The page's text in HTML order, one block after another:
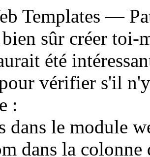
Templates —
sûr créer toi-
été
vérifier s'il
:
dans le module
dans la colonne